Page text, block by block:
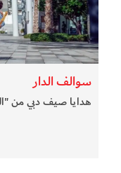
سوالف الدار
هدايا صيف دبي من